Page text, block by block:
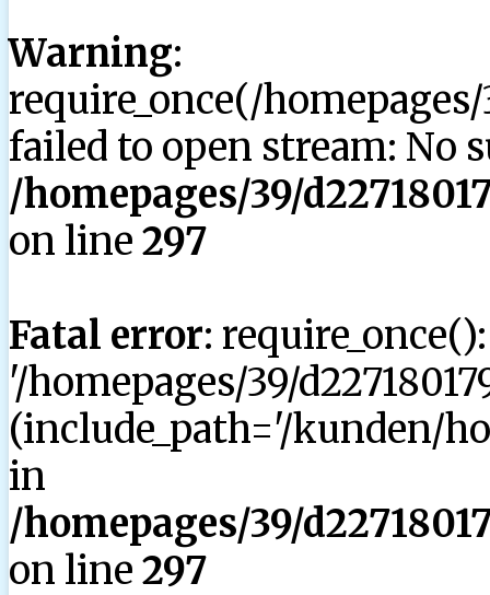
Warning:
require_once(/
failed to open stream: No
/homepages/39/
on line 297
Fatal error:
'/homepages/39/
(include_path='/kunden/
in
/homepages/39/
on line 297